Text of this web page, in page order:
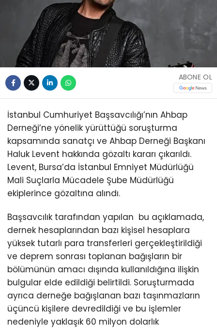
ABONE OL
İstanbul Cumhuriyet Başsavcılığı’nın Ahbap
Derneği’ne yönelik yürüttüğü soruşturma
kapsamında sanatçı ve Ahbap Derneği Başkanı
Haluk Levent hakkında gözaltı kararı çıkarıldı.
Levent, Bursa’da İstanbul Emniyet Müdürlüğü
Mali Suçlarla Mücadele Şube Müdürlüğü
ekiplerince gözaltına alındı.
Başsavcılık tarafından yapılan bu açıklamada,
dernek hesaplarından bazı kişisel hesaplara
yüksek tutarlı para transferleri gerçekleştirildiği
ve deprem sonrası toplanan bağışların bir
bölümünün amacı dışında kullanıldığına ilişkin
bulgular elde edildiği belirtildi. Soruşturmada
ayrıca derneğe bağışlanan bazı taşınmazların
üçüncü kişilere devredildiği ve bu işlemler
nedeniyle yaklaşık 60 milyon dolarlık